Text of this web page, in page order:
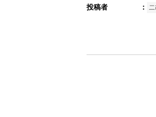
投稿者 ：